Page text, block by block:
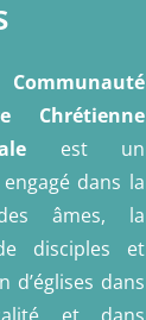
Chrétienne
est un
dans la
âmes, la
disciples et
d’églises dans